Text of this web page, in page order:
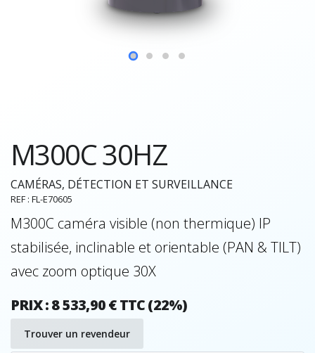
M300C 30HZ
CAMÉRAS, DÉTECTION ET SURVEILLANCE
REF : FL-E70605
M300C caméra visible (non thermique) IP
stabilisée, inclinable et orientable (PAN & TILT)
avec zoom optique 30X
PRIX : 8 533,90 € TTC (22%)
Trouver un revendeur